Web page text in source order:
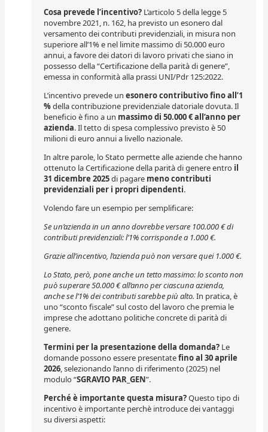
Cosa prevede l’incentivo? L’articolo 5 della legge 5
novembre 2021, n. 162, ha previsto un esonero dal
versamento dei contributi previdenziali, in misura non
superiore all’1% e nel limite massimo di 50.000 euro
annui, a favore dei datori di lavoro privati che siano in
possesso della “Certificazione della parità di genere”,
emessa in conformità alla prassi UNI/Pdr 125:2022.
L’incentivo prevede un esonero contributivo fino all’1
%della contribuzione previdenziale datoriale dovuta. Il
beneficio è fino a un massimo di 50.000 € all’anno per
azienda. Il tetto di spesa complessivo previsto è 50
milioni di euro annui a livello nazionale.
In altre parole, lo Stato permette alle aziende che hanno
ottenuto la Certificazione della parità di genere entro il
31 dicembre 2025di pagare meno contributi
previdenziali per i propri dipendenti.
Volendo fare un esempio per semplificare:
Se un’azienda in un anno dovrebbe versare 100.000 € di
contributi previdenziali:l’1% corrisponde a 1.000 €.
Grazie all’incentivo, l’azienda può non versare quei 1.000 €.
Lo Stato, però, pone anche un tetto massimo: lo sconto non
può superare 50.000 € all’anno per ciascuna azienda,
anche se l’1% dei contributi sarebbe più alto. In pratica, è
uno “sconto fiscale” sul costo del lavoro che premia le
imprese che adottano politiche concrete di parità di
genere.
Termini per la presentazione della domanda? Le
domande possono essere presentatefino al 30 aprile
2026, selezionando l’anno di riferimento (2025) nel
modulo “SGRAVIO PAR_GEN”.
Perché è importante questa misura?Questo tipo di
incentivo è importante perchè introduce dei vantaggi
su diversi aspetti: